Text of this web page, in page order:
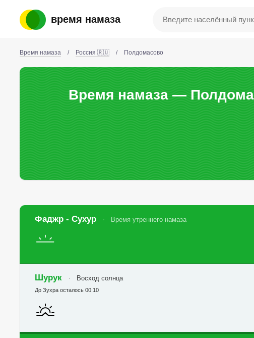
время намаза
Время намаза / Россия 🇷🇺 / Полдомасово
Время намаза —
Фаджр - Сухур Время утреннего намаза
Шурук Восход солнца
До Зухра осталось 00:10